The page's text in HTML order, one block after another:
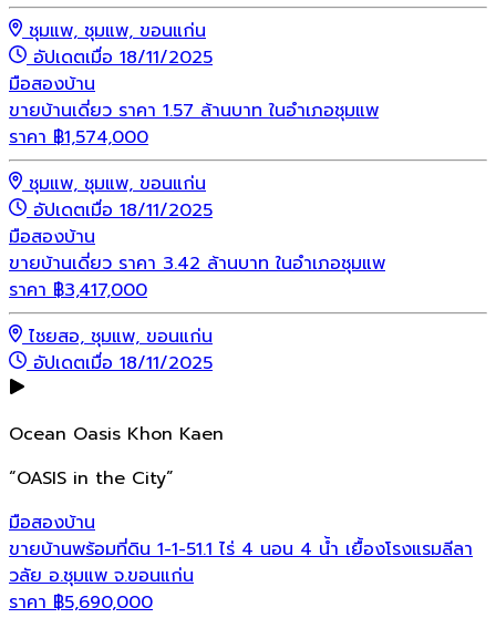
ชุมแพ, ชุมแพ, ขอนแก่น
อัปเดตเมื่อ 18/11/2025
มือสองบ้าน
ขายบ้านเดี่ยว ราคา 1.57 ล้านบาท ในอำเภอชุมแพ
ราคา ฿1,574,000
ชุมแพ, ชุมแพ, ขอนแก่น
อัปเดตเมื่อ 18/11/2025
มือสองบ้าน
ขายบ้านเดี่ยว ราคา 3.42 ล้านบาท ในอำเภอชุมแพ
ราคา ฿3,417,000
ไชยสอ, ชุมแพ, ขอนแก่น
อัปเดตเมื่อ 18/11/2025
Ocean Oasis Khon Kaen
“OASIS in the City”
มือสองบ้าน
ขายบ้านพร้อมที่ดิน 1-1-51.1 ไร่ 4 นอน 4 น้ำ เยื้องโรงแรมลีลา
วลัย อ.ชุมแพ จ.ขอนแก่น
ราคา ฿5,690,000